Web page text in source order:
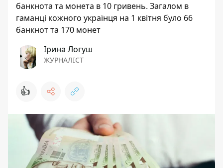
банкнота та монета в 10 гривень. Загалом в
гаманці кожного українця на 1 квітня було 66
банкнот та 170 монет
Ірина Логуш
ЖУРНАЛІСТ
👍